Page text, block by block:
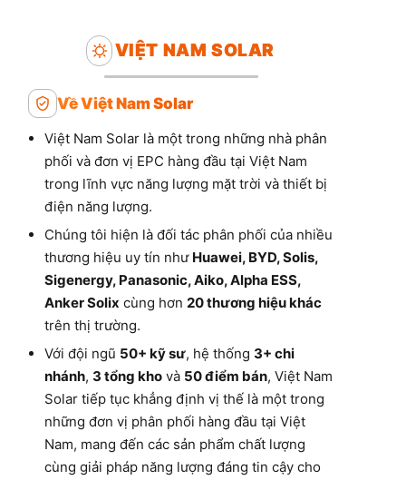
VIỆT NAM SOLAR
Về Việt Nam Solar
Việt Nam Solar là một trong những nhà phân
phối và đơn vị EPC hàng đầu tại Việt Nam
trong lĩnh vực năng lượng mặt trời và thiết bị
điện năng lượng.
Chúng tôi hiện là đối tác phân phối của nhiều
thương hiệu uy tín như Huawei, BYD, Solis,
Sigenergy, Panasonic, Aiko, Alpha ESS,
Anker Solix cùng hơn 20 thương hiệu khác
trên thị trường.
Với đội ngũ 50+ kỹ sư, hệ thống 3+ chi
nhánh, 3 tổng kho và 50 điểm bán, Việt Nam
Solar tiếp tục khẳng định vị thế là một trong
những đơn vị phân phối hàng đầu tại Việt
Nam, mang đến các sản phẩm chất lượng
cùng giải pháp năng lượng đáng tin cậy cho